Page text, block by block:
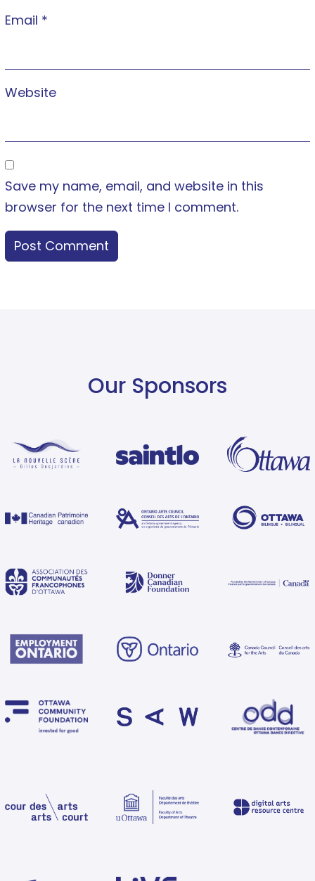
Email *
Website
Save my name, email, and website in this
browser for the next time I comment.
Our Sponsors